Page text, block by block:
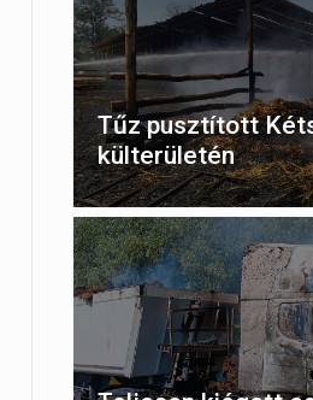
Tűz pusztított
külterületén